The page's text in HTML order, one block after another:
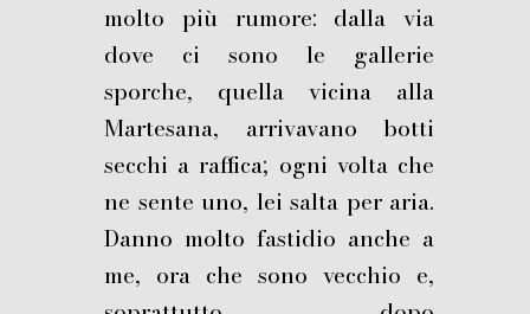
molto più rumore: dalla via
dove ci sono le gallerie
sporche, quella vicina alla
Martesana, arrivavano botti
secchi a raffica; ogni volta che
ne sente uno, lei salta per aria.
Danno molto fastidio anche a
me, ora che sono vecchio e,